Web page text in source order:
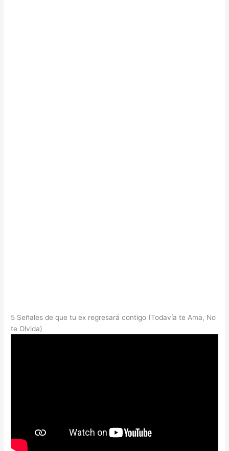
5 Señales de que tu ex regresará contigo (Todavía te Ama, No
te Olvida)